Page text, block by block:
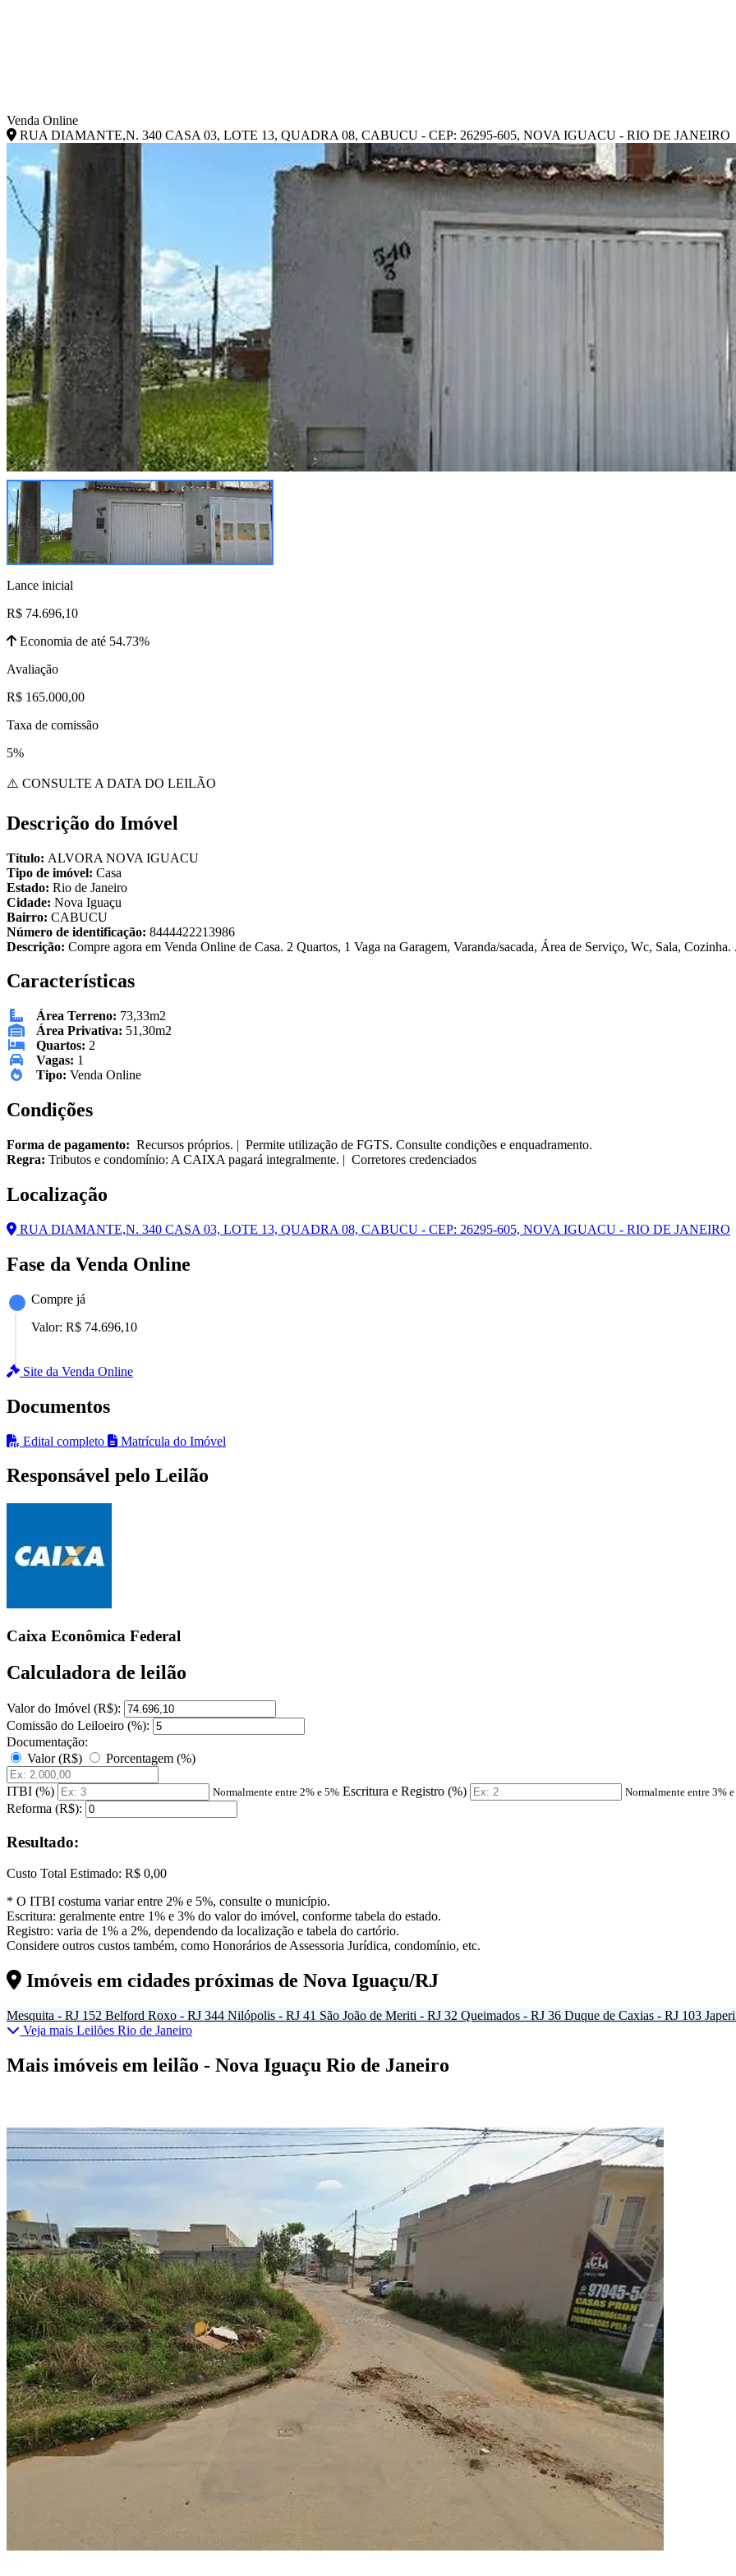
Venda Online
RUA DIAMANTE,N. 340 CASA 03, LOTE 13, QUADRA 08, CABUCU - CEP: 26295-605, NOVA IGUACU - RIO DE JANEIRO
Lance inicial
R$ 74.696,10
Economia de até 54.73%
Avaliação
R$ 165.000,00
Taxa de comissão
5%
⚠️ CONSULTE A DATA DO LEILÃO
Descrição do Imóvel
Título: ALVORA NOVA IGUACU
Tipo de imóvel: Casa
Estado: Rio de Janeiro
Cidade: Nova Iguaçu
Bairro: CABUCU
Número de identificação: 8444422213986
Descrição: Compre agora em Venda Online de Casa. 2 Quartos, 1 Vaga na Garagem, Varanda/sacada, Área de Serviço, Wc, Sala, Cozinha.
Características
Área Terreno: 73,33m2
Área Privativa: 51,30m2
Quartos: 2
Vagas: 1
Tipo: Venda Online
Condições
Forma de pagamento: Recursos próprios. | Permite utilização de FGTS. Consulte condições e enquadramento.
Regra: Tributos e condomínio: A CAIXA pagará integralmente. | Corretores credenciados
Localização
RUA DIAMANTE,N. 340 CASA 03, LOTE 13, QUADRA 08, CABUCU - CEP: 26295-605, NOVA IGUACU - RIO DE JANEIRO
Fase da Venda Online
Compre já
Valor: R$ 74.696,10
Site da Venda Online
Documentos
Edital completo Matrícula do Imóvel
Responsável pelo Leilão
Caixa Econômica Federal
Calculadora de leilão
Valor do Imóvel (R$):
Comissão do Leiloeiro (%):
Documentação:
Valor (R$)
Porcentagem (%)
ITBI (%) Normalmente entre 2% e 5% Escritura e Registro (%) Normalmente entre 3%
Reforma (R$):
Resultado:
Custo Total Estimado: R$ 0,00
* O ITBI costuma variar entre 2% e 5%, consulte o município.
Escritura: geralmente entre 1% e 3% do valor do imóvel, conforme tabela do estado.
Registro: varia de 1% a 2%, dependendo da localização e tabela do cartório.
Considere outros custos também, como Honorários de Assessoria Jurídica, condomínio, etc.
Imóveis em cidades próximas de Nova Iguaçu/RJ
Mesquita - RJ 152 Belford Roxo - RJ 344 Nilópolis - RJ 41 São João de Meriti - RJ 32 Queimados - RJ 36 Duque de Caxias - RJ 103
Veja mais Leilões Rio de Janeiro
Mais imóveis em leilão - Nova Iguaçu Rio de Janeiro